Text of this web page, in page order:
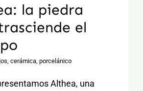
la piedra
el
cerámica, porcelánico
Althea, una